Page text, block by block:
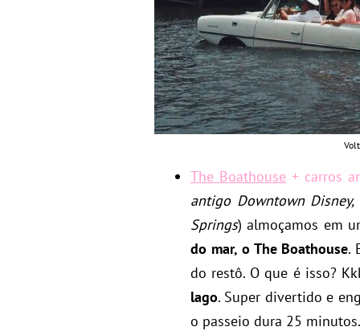
The Boathouse+ carros
antigo Downtown
Springs) almoçamos em
do mar, o The Boathouse.
do restô. O que é isso?
lago. Super divertido e
o passeio dura 25 minutos.